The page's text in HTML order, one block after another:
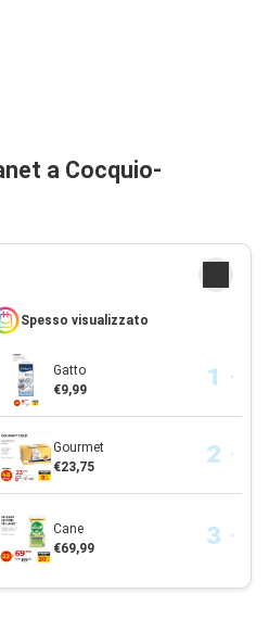
a Cocquio-
Spesso visualizzato
Gatto
€9,99
Gourmet
€23,75
Cane
€69,99